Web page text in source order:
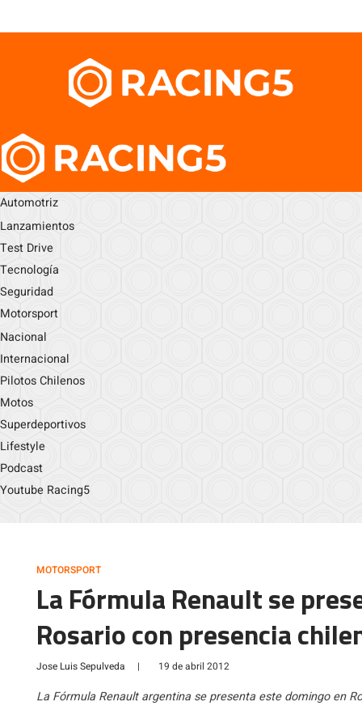
Automotriz
Lanzamientos
Test Drive
Tecnología
Seguridad
Motorsport
Nacional
Internacional
Pilotos Chilenos
Motos
Superdeportivos
Lifestyle
Podcast
Youtube Racing5
MOTORSPORT
La Fórmula Renault se
Rosario con presencia
Jose Luis Sepulveda | 19 de abril 2012
La Fórmula Renault argentina se presenta este domingo en